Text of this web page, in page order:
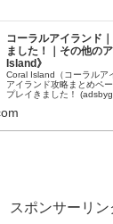
コーラルアイランド
ました！｜その他の
Island》
Coral Island（コーラル
アイランド攻略まとめペ
プレイきました！
スポンサーリン